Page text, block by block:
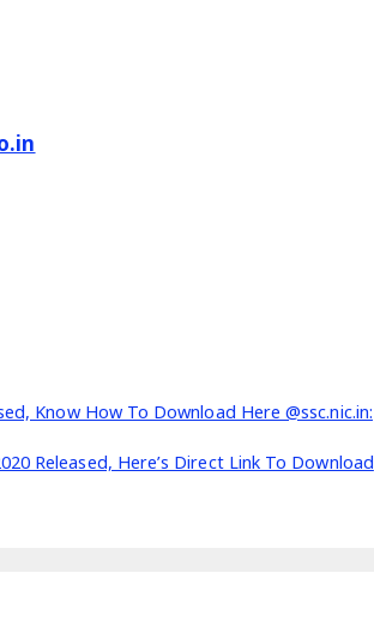
Know How To Download Here @ssc.nic.in:
Released, Here’s Direct Link To Download